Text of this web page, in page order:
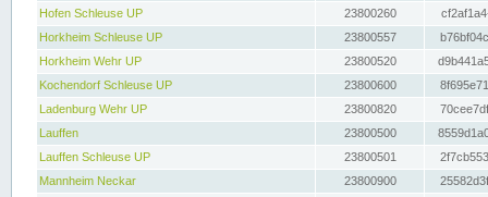
Hofen Schleuse UP
23800260
Horkheim Schleuse UP
23800557
Horkheim Wehr UP
23800520
Kochendorf Schleuse UP
23800600
Ladenburg Wehr UP
23800820
Lauffen
23800500
Lauffen Schleuse UP
23800501
Mannheim Neckar
23800900